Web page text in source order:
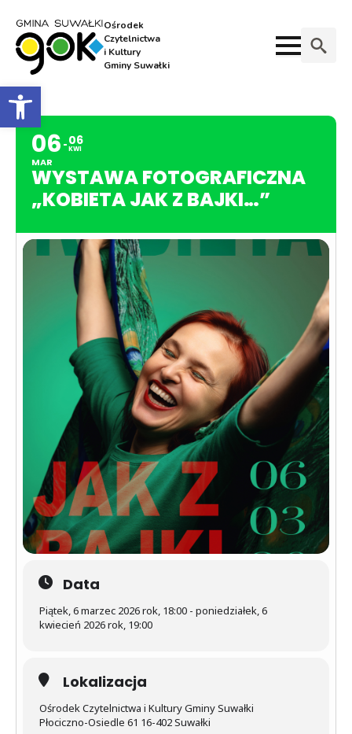
Otwórz pasek narzędzi
Ośrodek
Czytelnictwa
i Kultury
Gminy Suwałki
06
MAR
06
KWI
WYSTAWA FOTOGRAFICZNA
„KOBIETA JAK Z BAJKI…”
Data
Piątek, 6 marzec 2026 rok, 18:00 - poniedziałek, 6
kwiecień 2026 rok, 19:00
Lokalizacja
Ośrodek Czytelnictwa i Kultury Gminy Suwałki
Płociczno-Osiedle 61 16-402 Suwałki